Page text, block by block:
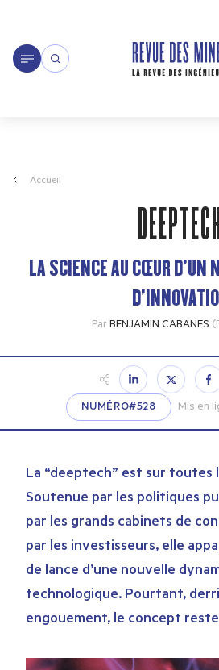
Accueil
LA SCIENCE AU CŒUR D’UN
Par BENJAMIN CABANES
NUMÉRO#528 Mis en
La “deeptech” est sur toutes
Soutenue par les politiques
par les grands cabinets de
par les investisseurs, elle
de lance d’une nouvelle
technologique. Pourtant,
engouement, le concept